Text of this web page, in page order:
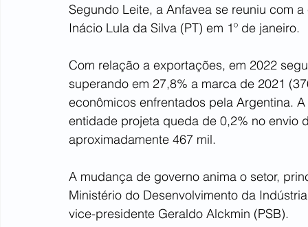
Segundo Leite, a Anfavea se reuniu com
Inácio Lula da Silva (PT) em 1º de janeiro.
Com relação a exportações, em 2022
superando em 27,8% a marca de 2021
econômicos enfrentados pela Argentina.
entidade projeta queda de 0,2% no envio
aproximadamente 467 mil.
A mudança de governo anima o setor,
Ministério do Desenvolvimento da
vice-presidente Geraldo Alckmin (PSB).